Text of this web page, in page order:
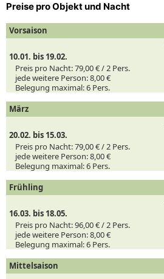
Preise pro Objekt und Nacht
Vorsaison
10.01. bis 19.02.
Preis pro Nacht:79,00 € /2 Pers.
jede weitere Person:8,00 €
Belegung maximal:6 Pers.
März
20.02. bis 15.03.
Preis pro Nacht:79,00 € /2 Pers.
jede weitere Person:8,00 €
Belegung maximal:6 Pers.
Frühling
16.03. bis 18.05.
Preis pro Nacht:96,00 € /2 Pers.
jede weitere Person:8,00 €
Belegung maximal:6 Pers.
Mittelsaison